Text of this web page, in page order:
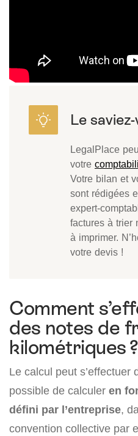
LegalPlace
votre
Votre bilan et
sont rédigées
expert-
factures à trier
à imprimer.
votre devis !
Comment
des notes de
kilométriques ?
Le calcul peut s’effectuer
possible de calculer en
défini par l’entreprise,
convention collective par